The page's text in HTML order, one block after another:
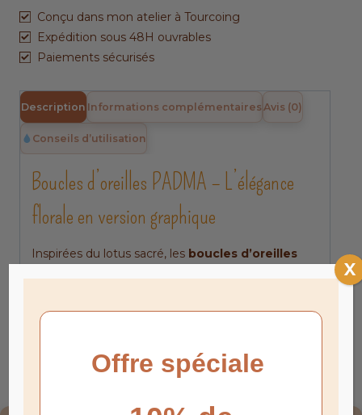
argentées
Conçu dans mon atelier à Tourcoing
Expédition sous 48H ouvrables
Paiements sécurisés
Description Informations complémentaires Avis (0)
Conseils d’utilisation
Boucles d’oreilles PADMA – L’élégance
florale en version graphique
Inspirées du lotus sacré, les boucles d’oreilles
quelle que soit la saison.
Pourquoi choisir les
boucles d’oreilles PADMA ?
Leur Symbolisme puissant: le lotus évoque la
X